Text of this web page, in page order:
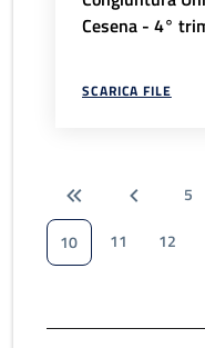
Cesena - 4°
SCARICA FILE
5
10
11 12